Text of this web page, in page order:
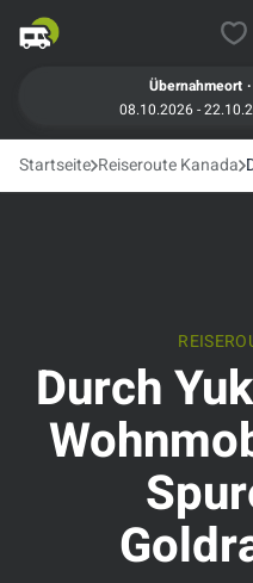
Übernahmeort .
08.10.2026 -
Startseite Reiseroute Kanada
Durch